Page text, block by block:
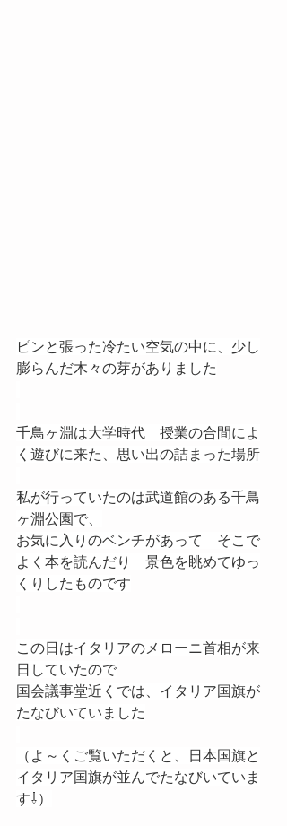
ピンと張った冷たい空気の中に、少し
膨らんだ木々の芽がありました
千鳥ヶ淵は大学時代　授業の合間によ
く遊びに来た、思い出の詰まった場所
私が行っていたのは武道館のある千鳥
ヶ淵公園で、
お気に入りのベンチがあって　そこで
よく本を読んだり　景色を眺めてゆっ
くりしたものです
この日はイタリアのメローニ首相が来
日していたので
国会議事堂近くでは、イタリア国旗が
たなびいていました
（よ～くご覧いただくと、日本国旗と
イタリア国旗が並んでたなびいていま
す⇩）